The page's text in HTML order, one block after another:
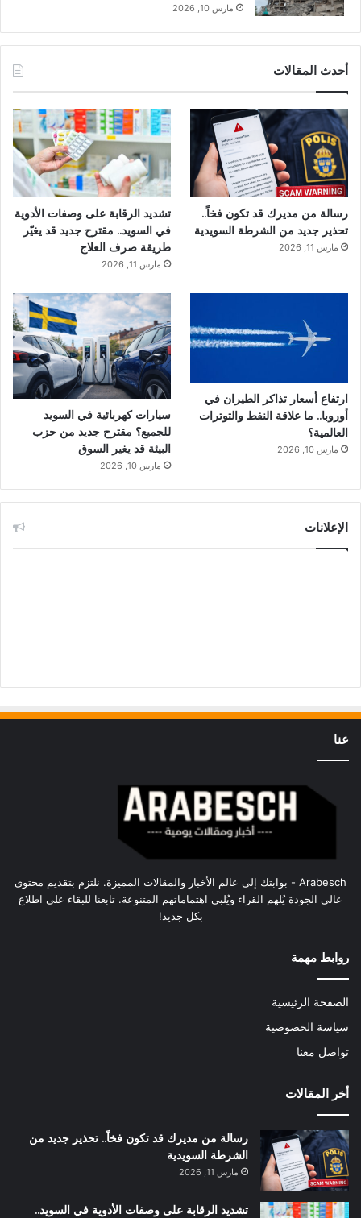
مارس 10, 2026
أحدث المقالات
رسالة من مديرك قد تكون فخاً..
تحذير جديد من الشرطة السويدية
مارس 11, 2026
تشديد الرقابة على وصفات الأدوية
في السويد.. مقترح جديد قد يغيّر
طريقة صرف العلاج
مارس 11, 2026
ارتفاع أسعار تذاكر الطيران في
أوروبا.. ما علاقة النفط والتوترات
العالمية؟
مارس 10, 2026
سيارات كهربائية في السويد
للجميع؟ مقترح جديد من حزب
البيئة قد يغير السوق
مارس 10, 2026
الإعلانات
عنا
Arabesch - بوابتك إلى عالم الأخبار والمقالات المميزة. نلتزم بتقديم محتوى
عالي الجودة يُلهم القراء ويُلبي اهتماماتهم المتنوعة. تابعنا للبقاء على اطلاع
بكل جديد!
روابط مهمة
الصفحة الرئيسية
سياسة الخصوصية
تواصل معنا
أخر المقالات
رسالة من مديرك قد تكون فخاً.. تحذير جديد من
الشرطة السويدية
مارس 11, 2026
تشديد الرقابة على وصفات الأدوية في السويد..